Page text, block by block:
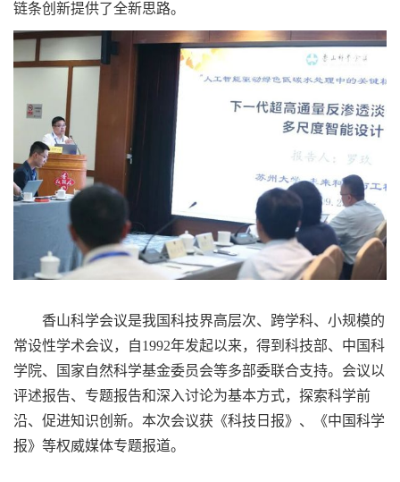
链条创新提供了全新思路。
香山科学会议是我国科技界高层次、跨学科、小规模的
常设性学术会议，自1992年发起以来，得到科技部、中国科
学院、国家自然科学基金委员会等多部委联合支持。会议以
评述报告、专题报告和深入讨论为基本方式，探索科学前
沿、促进知识创新。本次会议获《科技日报》、《中国科学
报》等权威媒体专题报道。